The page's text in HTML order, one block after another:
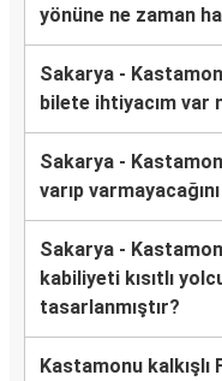
yönüne ne zaman
Sakarya -
bilete ihtiyacım var
Sakarya -
varıp
Sakarya -
kabiliyeti kısıtlı
tasarlanmıştır?
Kastamonu kalkışlı